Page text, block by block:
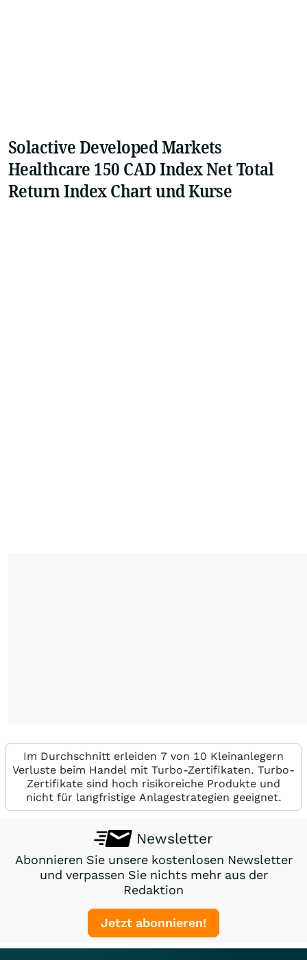
Solactive Developed Markets
Healthcare 150 CAD Index Net Total
Return Index Chart und Kurse
Im Durchschnitt erleiden 7 von 10 Kleinanlegern
Verluste beim Handel mit Turbo-Zertifikaten. Turbo-
Zertifikate sind hoch risikoreiche Produkte und
nicht für langfristige Anlagestrategien geeignet.
Newsletter
Abonnieren Sie unsere kostenlosen Newsletter
und verpassen Sie nichts mehr aus der
Redaktion
Jetzt abonnieren!